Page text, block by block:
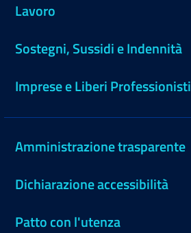
Lavoro
Sostegni, Sussidi e Indennità
Imprese e Liberi Professionisti
Amministrazione trasparente
Dichiarazione accessibilità
Patto con l'utenza